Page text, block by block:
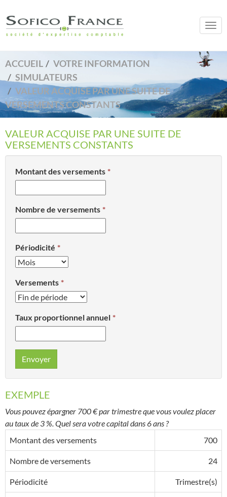
ACCUEIL
VOTRE INFORMATION
SIMULATEURS
VALEUR ACQUISE PAR UNE SUITE DE
VERSEMENTS CONSTANTS
VALEUR ACQUISE PAR UNE SUITE DE
VERSEMENTS CONSTANTS
Montant des versements
Nombre de versements
Périodicité
Versements
Taux proportionnel annuel
Envoyer
EXEMPLE
Vous pouvez épargner 700 € par trimestre que vous voulez placer
au taux de 3 %. Quel sera votre capital dans 6 ans ?
Montant des versements
700
Nombre de versements 24
Périodicité Trimestre(s)